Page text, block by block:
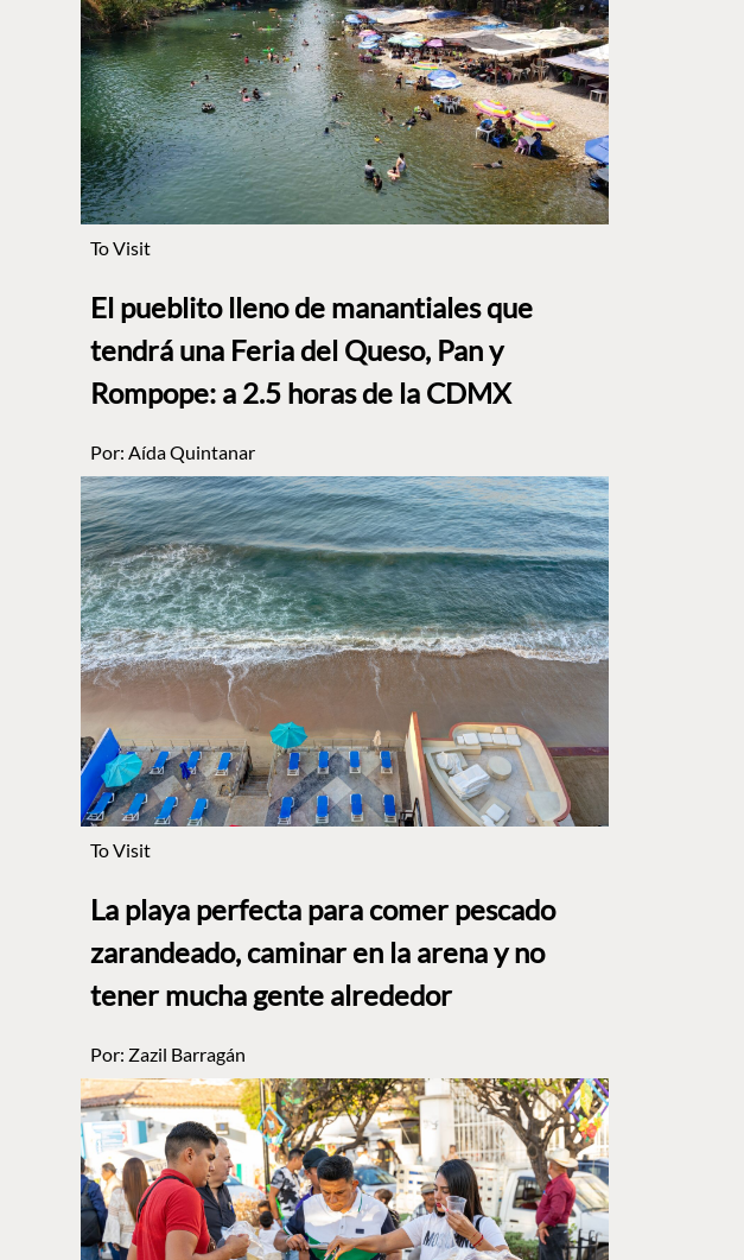
To Visit
El pueblito lleno de manantiales que
tendrá una Feria del Queso, Pan y
Rompope: a 2.5 horas de la CDMX
Por: Aída Quintanar
To Visit
La playa perfecta para comer pescado
zarandeado, caminar en la arena y no
tener mucha gente alrededor
Por: Zazil Barragán